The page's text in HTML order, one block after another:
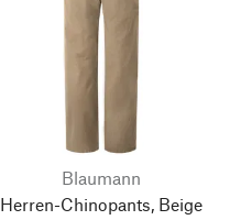
Blaumann
Herren-Chinopants, Beige